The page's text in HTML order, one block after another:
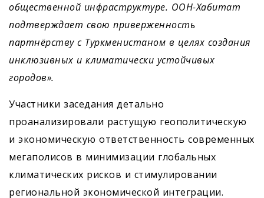
общественной инфраструктуре. ООН-Хабитат
подтверждает свою приверженность
партнёрству с Туркменистаном в целях создания
инклюзивных и климатически устойчивых
городов».
Участники заседания детально
проанализировали растущую геополитическую
и экономическую ответственность современных
мегаполисов в минимизации глобальных
климатических рисков и стимулировании
региональной экономической интеграции.